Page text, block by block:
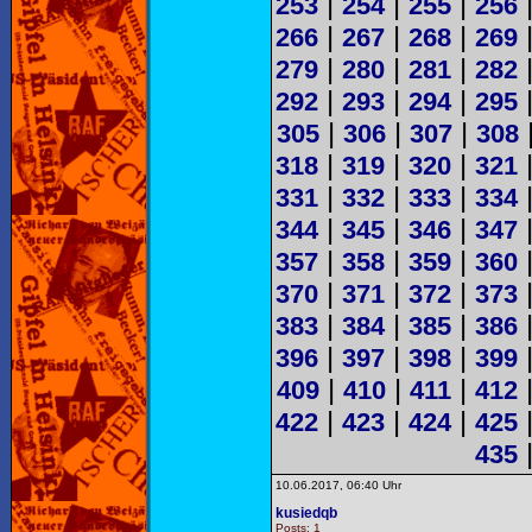
266 | 267 | 268 | 269
279 | 280 | 281 | 282
292 | 293 | 294| 295
305| 306| 307| 308
318 | 319 | 320 | 321
331 | 332 | 333 | 334
344| 345 | 346 | 347
357 | 358 | 359 | 360
370 | 371 | 372 | 373
383 | 384| 385 | 386
396 | 397 | 398 | 399
409| 410| 411| 412
422 | 423 | 424| 425
435
10.06.2017, 06:40 Uhr
kusiedqb
Posts: 1